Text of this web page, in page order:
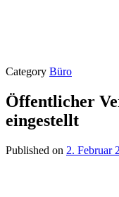
Category Büro
Öffentlicher
eingestellt
Published on 2. Februar